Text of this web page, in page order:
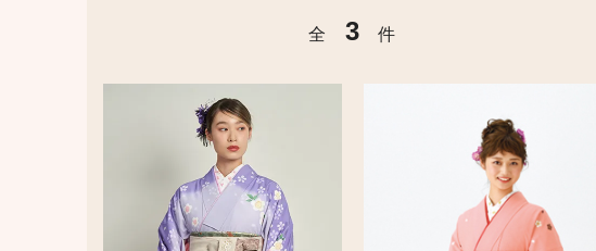
全 3 件